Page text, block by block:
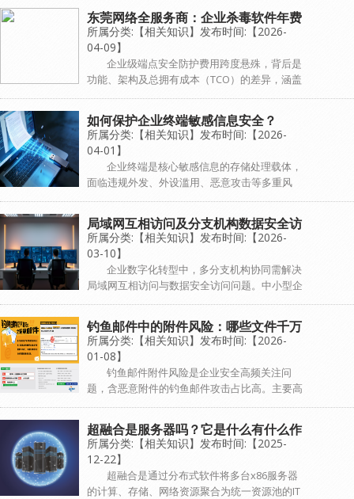
级、角色权限绑定、动态控制、全流程审计实现
精准防护，平衡安全与协同效率。广东蓝...
东莞网络全服务商：企业杀毒软件年费
相差10倍？
所属分类:【相关知识】发布时间:【2026-
04-09】
企业级端点安全防护费用跨度悬殊，背后是
功能、架构及总拥有成本（TCO）的差异，涵盖
基础防病毒、一体化AES、高级EDR等不同定位
方案，企业可采用混合部署平衡成本与防护效
果，选型核心是匹配自身风险与资源...
如何保护企业终端敏感信息安全？
所属分类:【相关知识】发布时间:【2026-
04-01】
企业终端是核心敏感信息的存储处理载体，
面临违规外发、外设滥用、恶意攻击等多重风
险，需从四大维度构建全闭环防护：技术防护阻
断泄露源头，精准权限管控遵循最小特权原则，
行为审计实现操作留痕与异常预警，管理规...
局域网互相访问及分支机构数据安全访
问解决方案
所属分类:【相关知识】发布时间:【2026-
03-10】
企业数字化转型中，多分支机构协同需解决
局域网互相访问与数据安全访问问题。中小型企
业可通过路由器静态路由实现基础互联，大型企
业推荐SD-WAN智能组网提升效率；数据安全访
问需加密传输、访问权限管控、安全...
钓鱼邮件中的附件风险：哪些文件千万
不能打开？
所属分类:【相关知识】发布时间:【2026-
01-08】
钓鱼邮件附件风险是企业安全高频关注问
题，含恶意附件的钓鱼邮件攻击占比高。主要高
危文件类型包括可执行文件（直接运行触发恶意
程序）、宏嵌套文档（通过宏代码无交互执行，
攻击成功率高）、动态PDF与压缩包（嵌...
超融合是服务器吗？它是什么有什么作
用？
所属分类:【相关知识】发布时间:【2025-
12-22】
超融合是通过分布式软件将多台x86服务器
的计算、存储、网络资源聚合为统一资源池的IT